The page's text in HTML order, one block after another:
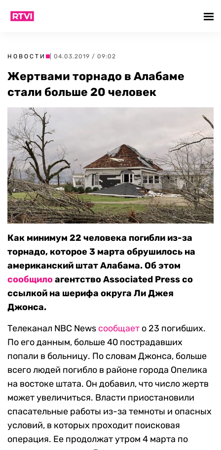
НОВОСТИ | 04.03.2019 / 09:02
Жертвами торнадо в Алабаме
стали больше 20 человек
Как минимум 22 человека погибли из-за
торнадо, которое 3 марта обрушилось на
американский штат Алабама. Об этом
сообщилоагентство Associated Press со
ссылкой на шерифа округа Ли Джея
Джонса.
Телеканал NBС News сообщает о 23 погибших.
По его данным, больше 40 пострадавших
попали в больницу. По словам Джонса, больше
всего людей погибло в районе города Опелика
на востоке штата. Он добавил, что число жертв
может увеличиться. Власти приостановили
спасательные работы из-за темноты и опасных
условий, в которых проходит поисковая
операция. Ее продолжат утром 4 марта по